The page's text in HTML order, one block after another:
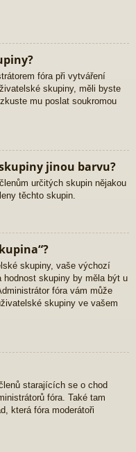
fóra při vytváření
skupiny, měli byste
mu poslat soukromou
jinou barvu?
určitých skupin nějakou
těchto skupin.
skupiny, vaše výchozí
skupiny by měla být u
fóra vám může
skupiny ve vašem
starajících se o chod
fóra. Také tam
která fóra moderátoři